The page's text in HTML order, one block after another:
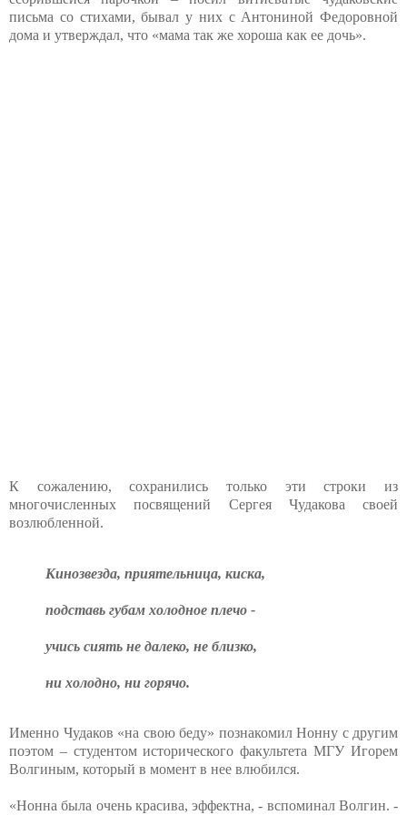
письма со стихами, бывал у них с Антониной Федоровной
дома и утверждал, что «мама так же хороша как ее дочь».
К сожалению, сохранились только эти строки из
многочисленных посвящений Сергея Чудакова своей
возлюбленной.
Кинозвезда, приятельница, киска,
подставь губам холодное плечо -
учись сиять не далеко, не близко,
ни холодно, ни горячо.
Именно Чудаков «на свою беду» познакомил Нонну с другим
поэтом – студентом исторического факультета МГУ Игорем
Волгиным, который в момент в нее влюбился.
«Нонна была очень красива, эффектна, - вспоминал Волгин. -